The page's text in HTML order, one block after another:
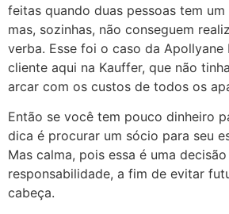
feitas quando duas pessoas tem
mas, sozinhas, não conseguem
verba. Esse foi o caso da Apollyane
cliente aqui na Kauffer, que não
arcar com os custos de todos os
Então se você tem pouco dinheiro
dica é procurar um sócio para seu
Mas calma, pois essa é uma
responsabilidade, a fim de evitar
cabeça.